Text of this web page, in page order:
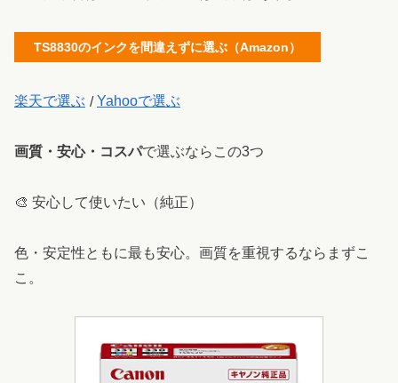
TS8830のインクを間違えずに選ぶ（Amazon）
楽天で選ぶ /Yahooで選ぶ
画質・安心・コスパで選ぶならこの3つ
🎨 安心して使いたい（純正）
色・安定性ともに最も安心。画質を重視するならまずこ
こ。